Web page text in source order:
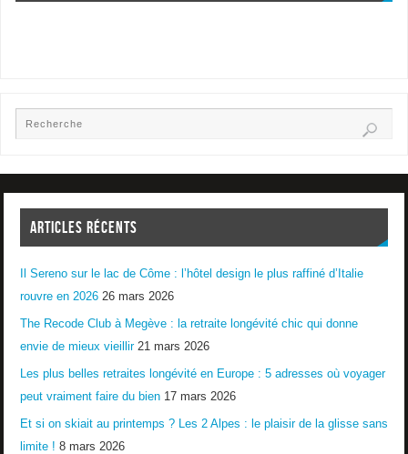
ARTICLES RÉCENTS
Il Sereno sur le lac de Côme : l’hôtel design le plus raffiné d’Italie
rouvre en 2026 26 mars 2026
The Recode Club à Megève : la retraite longévité chic qui donne
envie de mieux vieillir 21 mars 2026
Les plus belles retraites longévité en Europe : 5 adresses où voyager
peut vraiment faire du bien 17 mars 2026
Et si on skiait au printemps ? Les 2 Alpes : le plaisir de la glisse sans
limite ! 8 mars 2026